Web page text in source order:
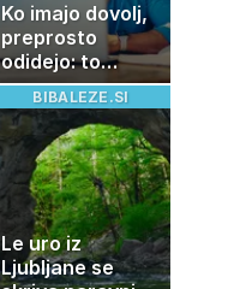
Ko imajo dovolj,
preprosto
odidejo: to
znamenje
najpogosteje da
odpoved
BIBALEZE.SI
Le uro iz
Ljubljane se